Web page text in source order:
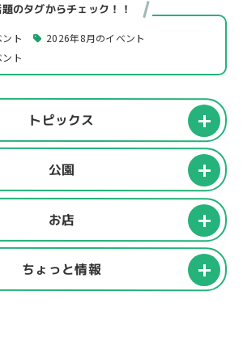
のタグからチェック！！
ト
2026年8月のイベント
ト
トピックス
公園
お店
ちょっと情報